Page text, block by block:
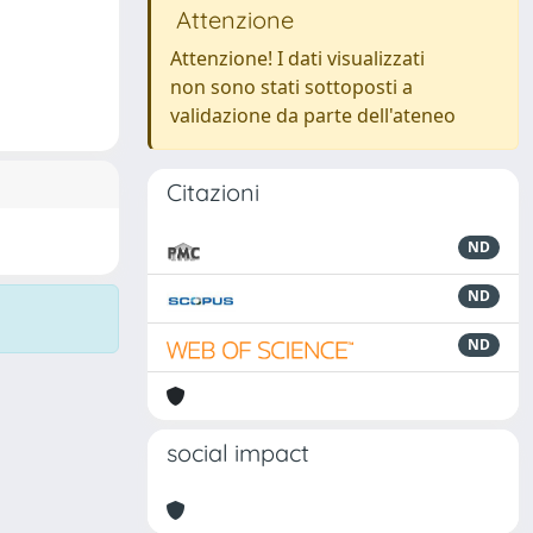
Attenzione
Attenzione! I dati visualizzati
non sono stati sottoposti a
validazione da parte dell'ateneo
Citazioni
ND
ND
ND
social impact